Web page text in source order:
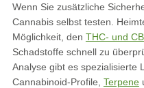
Wenn Sie zusätzliche
Cannabis selbst testen.
Möglichkeit, den THC- und
Schadstoffe schnell zu
Analyse gibt es spezialisierte
Cannabinoid-Profile, Terpene